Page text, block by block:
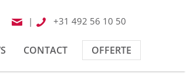
| +31 492 56 10 50
CONTACT OFFERTE